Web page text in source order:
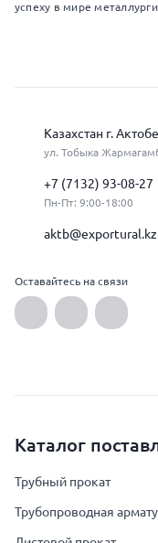
успеху в мире
Казахстан г. Актобе
ул. Тобыка
+7 (7132) 93-08-27
Пн-Пт: 9:00-18:00
aktb@exportural.kz
Оставайтесь на связи
Каталог
Трубный прокат
Трубопроводная